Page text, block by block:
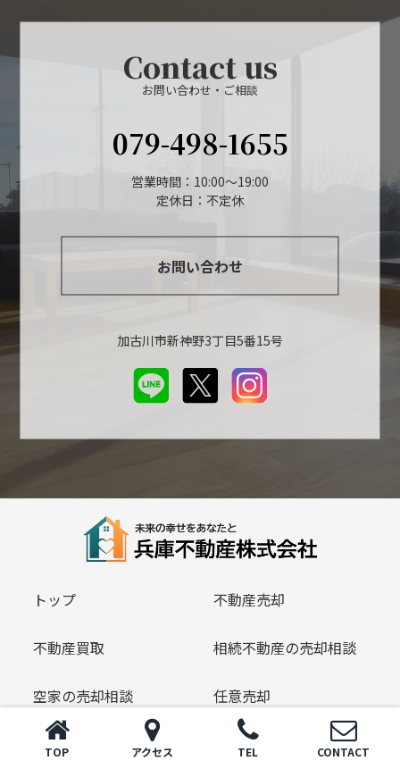
Contact us
お問い合わせ・ご相談
079-498-1655
営業時間：10:00～19:00
定休日：不定休
お問い合わせ
加古川市新神野3丁目5番15号
トップ 不動産売却
不動産買取 相続不動産の売却相談
空家の売却相談 任意売却
空家相談 仲介手数料無料
TOP アクセス TEL CONTACT